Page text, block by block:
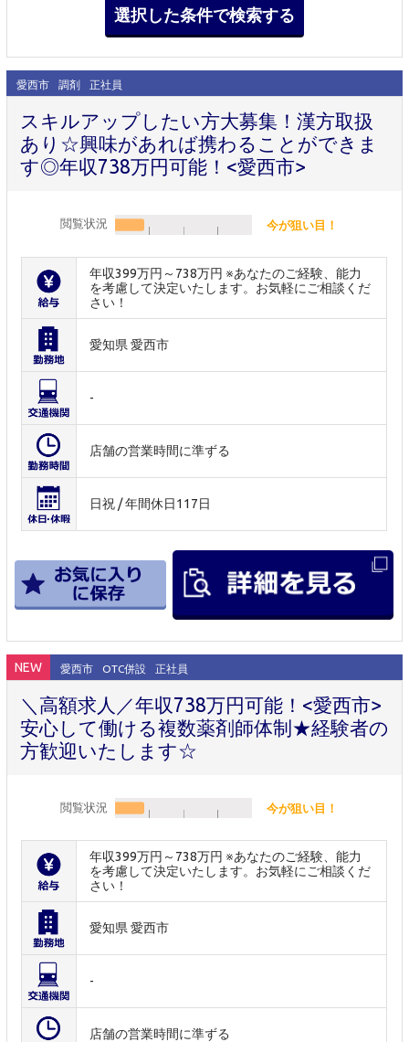
愛西市 調剤 正社員
スキルアップしたい方大募集！漢方取扱
あり☆興味があれば携わることができま
す◎年収738万円可能！<愛西市>
閲覧状況 今が狙い目！
年収399万円～738万円 ※あなたのご経験、能力
を考慮して決定いたします。お気軽にご相談くだ
さい！
愛知県 愛西市
-
店舗の営業時間に準ずる
日祝 / 年間休日117日
NEW 愛西市 OTC併設 正社員
＼高額求人／年収738万円可能！<愛西市>
安心して働ける複数薬剤師体制★経験者の
方歓迎いたします☆
閲覧状況 今が狙い目！
年収399万円～738万円 ※あなたのご経験、能力
を考慮して決定いたします。お気軽にご相談くだ
さい！
愛知県 愛西市
-
店舗の営業時間に準ずる